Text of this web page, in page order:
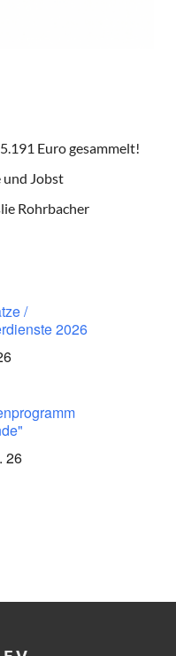
Euro gesammelt!
und Jobst
Rohrbacher
/
2026
26